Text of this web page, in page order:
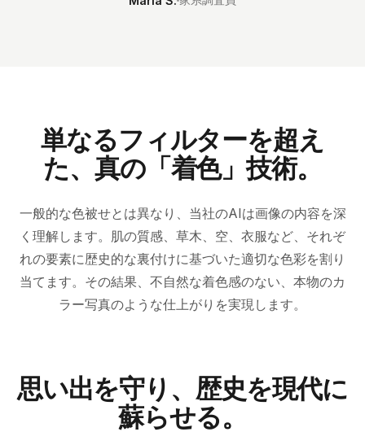
単なるフィルターを超え
た、真の「着色」技術。
一般的な色被せとは異なり、当社のAIは画像の内容を深
く理解します。肌の質感、草木、空、衣服など、それぞ
れの要素に歴史的な裏付けに基づいた適切な色彩を割り
当てます。その結果、不自然な着色感のない、本物のカ
ラー写真のような仕上がりを実現します。
オリジナル 着色後
思い出を守り、歴史を現代に
蘇らせる。